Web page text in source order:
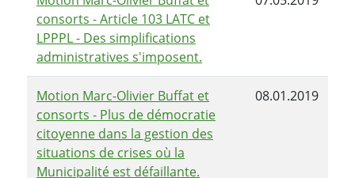
consorts - Article 103 LATC et
LPPPL - Des simplifications
administratives s'imposent.
Motion Marc-Olivier Buffat et
consorts - Plus de démocratie
citoyenne dans la gestion des
situations de crises où la
Municipalité est défaillante.
08.01.2019